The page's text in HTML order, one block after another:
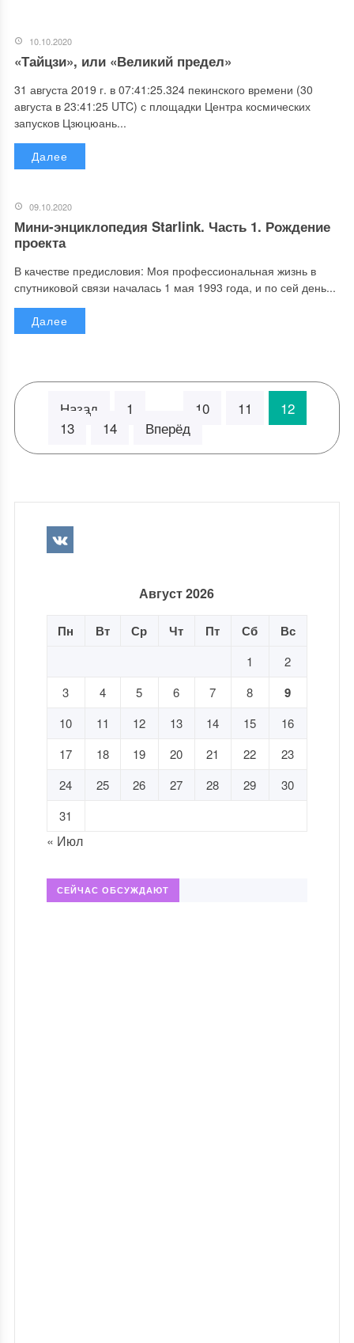
10.10.2020
«Тайцзи», или «Великий предел»
31 августа 2019 г. в 07:41:25.324 пекинского времени (30
августа в 23:41:25 UTC) с площадки Центра космических
запусков Цзюцюань...
Далее
09.10.2020
Мини-энциклопедия Starlink. Часть 1. Рождение
проекта
В качестве предисловия: Моя профессиональная жизнь в
спутниковой связи началась 1 мая 1993 года, и по сей день...
Далее
Назад 1 10 11
12
13
14 Вперёд
Август 2026
Пн Вт Ср Чт Пт Сб Вс
1
2
3
4 5 6 7 8 9
10 11 12 13 14 15
16
17
18 19 20 21 22
23
24
25 26 27 28 29
30
31
« Июл
СЕЙЧАС ОБСУЖДАЮТ